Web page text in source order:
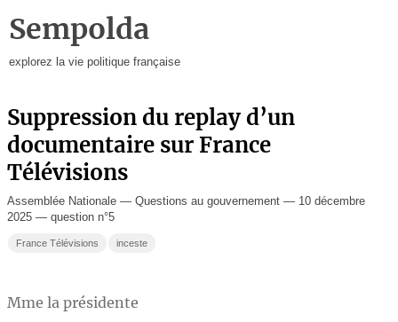
Sempolda
explorez la vie politique française
Suppression du replay d’un
documentaire sur France
Télévisions
Assemblée Nationale — Questions au gouvernement — 10 décembre
2025 — question n°5
France Télévisions inceste
Mme la présidente